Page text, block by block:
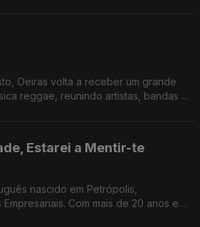
Oeiras volta a receber um grande
reggae, reunindo artistas, bandas e
Estarei a Mentir-te
nascido em Petrópolis,
Com mais de 20 anos em